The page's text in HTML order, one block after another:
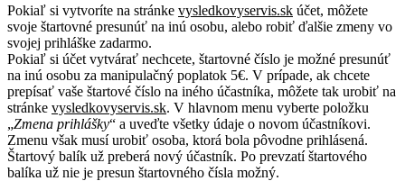
Pokiaľ si vytvoríte na stránke vysledkovyservis.sk účet, môžete
svoje štartovné presunúť na inú osobu, alebo robiť ďalšie zmeny vo
svojej prihláške zadarmo.
Pokiaľ si účet vytvárať nechcete, štartovné číslo je možné presunúť
na inú osobu za manipulačný poplatok 5€. V prípade, ak chcete
prepísať vaše štartové číslo na iného účastníka, môžete tak urobiť na
stránke vysledkovyservis.sk. V hlavnom menu vyberte položku
„Zmena prihlášky“ a uveďte všetky údaje o novom účastníkovi.
Zmenu však musí urobiť osoba, ktorá bola pôvodne prihlásená.
Štartový balík už preberá nový účastník. Po prevzatí štartového
balíka už nie je presun štartovného čísla možný.